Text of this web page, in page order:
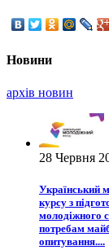
Новини
архiв новин
28 Червня
Український
курсу з
молодіжного
потребам
опитування....